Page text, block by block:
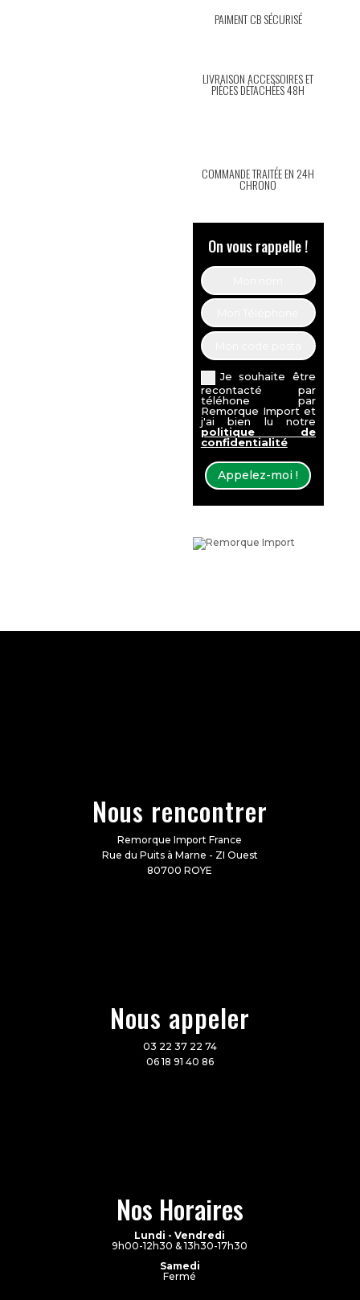
PAIMENT CB SÉCURISÉ
LIVRAISON ACCESSOIRES ET
PIÈCES DÉTACHÉES 48H
COMMANDE TRAITÉE EN 24H
CHRONO
On vous rappelle !
Je souhaite être
recontacté par
téléhone par
Remorque Import et
j'ai bien lu notre
politique de
confidentialité
Appelez-moi !
Nous rencontrer
Remorque Import France
Rue du Puits à Marne - ZI Ouest
80700 ROYE
Nous appeler
03 22 37 22 74
06 18 91 40 86
Nos Horaires
Lundi - Vendredi
9h00-12h30 & 13h30-17h30
Samedi
Fermé